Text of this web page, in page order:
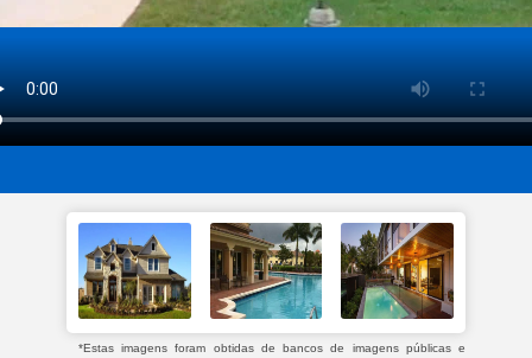
*Estas imagens foram obtidas de bancos de imagens públicas e